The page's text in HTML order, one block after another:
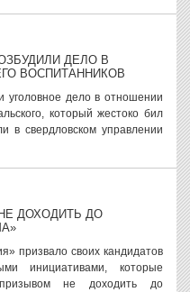
ДЕЛО В
ВОСПИТАННИКОВ
уголовное дело в отношении
который жестоко бил
в свердловском управлении
ДОХОДИТЬ ДО
призвало своих кандидатов
инициативами, которые
не доходить до